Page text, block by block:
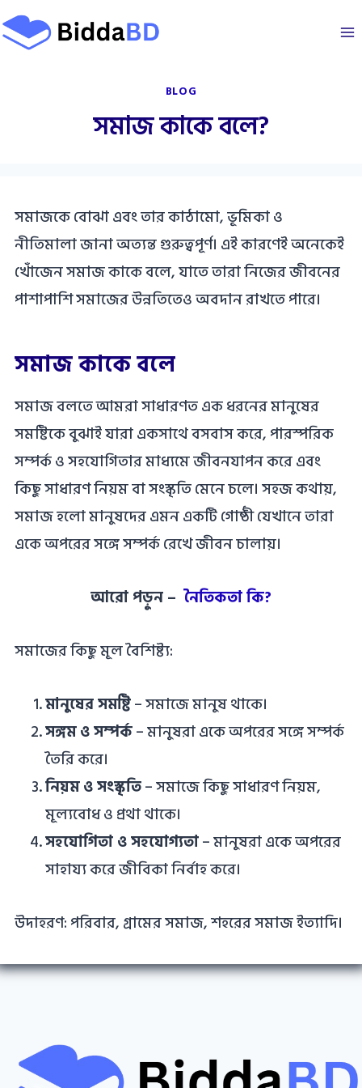
Skip
to
BLOG
সমাজ কাকে বলে?
সমাজকে বোঝা এবং তার কাঠামো, ভূমিকা ও
নীতিমালা জানা অত্যন্ত গুরুত্বপূর্ণ। এই কারণেই অনেকেই
খোঁজেন সমাজ কাকে বলে, যাতে তারা নিজের জীবনের
পাশাপাশি সমাজের উন্নতিতেও অবদান রাখতে পারে।
সমাজ কাকে বলে
সমাজ বলতে আমরা সাধারণত এক ধরনের মানুষের
সমষ্টিকে বুঝাই যারা একসাথে বসবাস করে, পারস্পরিক
সম্পর্ক ও সহযোগিতার মাধ্যমে জীবনযাপন করে এবং
কিছু সাধারণ নিয়ম বা সংস্কৃতি মেনে চলে। সহজ কথায়,
সমাজ হলো মানুষদের এমন একটি গোষ্ঠী যেখানে তারা
একে অপরের সঙ্গে সম্পর্ক রেখে জীবন চালায়।
আরো পড়ুন –নৈতিকতা কি?
সমাজের কিছু মূল বৈশিষ্ট্য:
মানুষের সমষ্টি– সমাজে মানুষ থাকে।
সঙ্গম ও সম্পর্ক– মানুষরা একে অপরের সঙ্গে সম্পর্ক
তৈরি করে।
নিয়ম ও সংস্কৃতি– সমাজে কিছু সাধারণ নিয়ম,
মূল্যবোধ ও প্রথা থাকে।
সহযোগিতা ও সহযোগ্যতা– মানুষরা একে অপরের
সাহায্য করে জীবিকা নির্বাহ করে।
উদাহরণ: পরিবার, গ্রামের সমাজ, শহরের সমাজ ইত্যাদি।